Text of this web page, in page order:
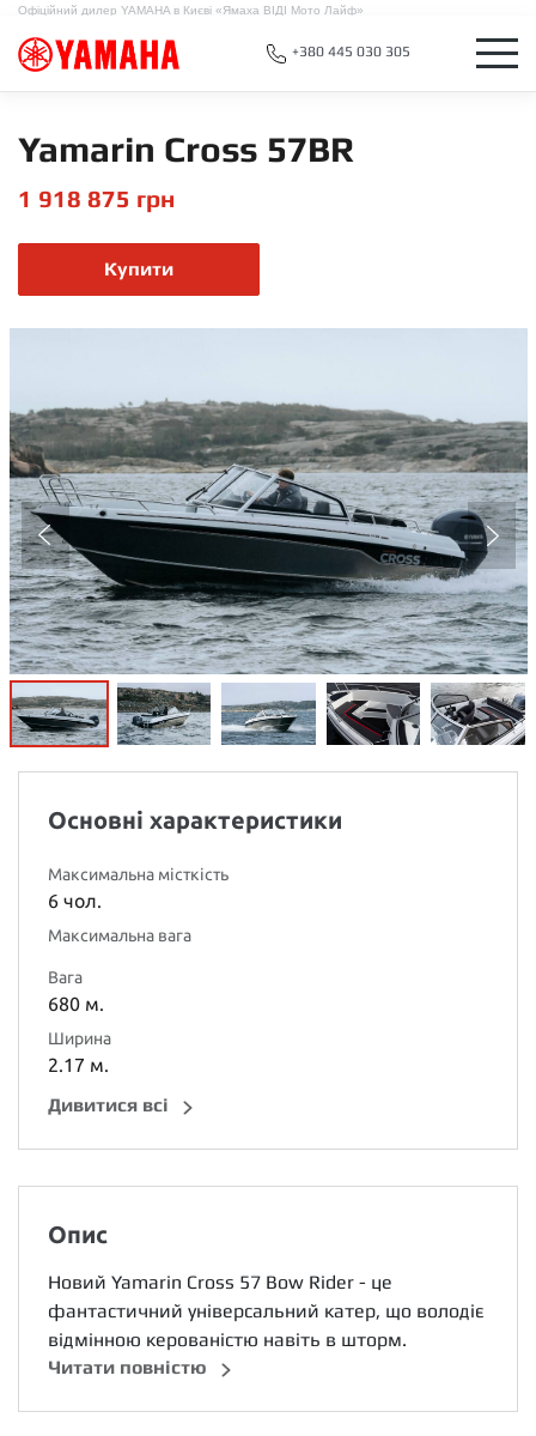
Офіційний дилер YAMAHA в Києві «Ямаха ВІДІ Мото Лайф»
+380 445 030 305
Yamarin Cross 57BR
1 918 875 грн
Купити
Основні характеристики
Максимальна місткість
6 чол.
Максимальна вага
Вага
680 м.
Ширина
2.17 м.
Дивитися всі
Опис
Новий Yamarin Cross 57 Bow Rider - це
фантастичний універсальний катер, що володіє
відмінною керованістю навіть в шторм.
Читати повністю